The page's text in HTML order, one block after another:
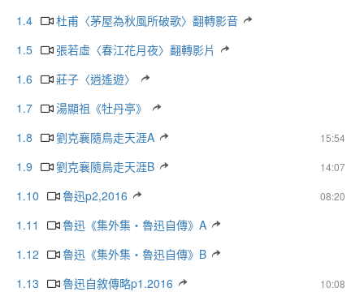
1.4
杜甫〈茅屋為秋風所破歌〉翻轉影音
1.5
張若虛〈春江花月夜〉翻轉影片
1.6
莊子〈逍遙遊〉
1.7
湯顯祖《牡丹亭》
1.8
15:54
劉克襄隨鳥走天涯A
1.9
14:07
劉克襄隨鳥走天涯B
1.10
08:20
魯迅p2,2016
1.11
魯迅《集外集‧魯迅自傳》A
1.12
魯迅《集外集‧魯迅自傳》B
1.13
10:08
魯迅自敘傳略p1.2016